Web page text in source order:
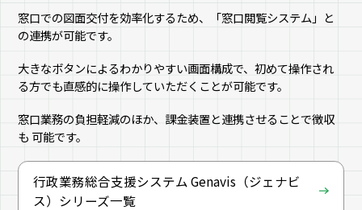
窓口での図面交付を効率化するため、「窓口閲覧システム」と
の連携が可能です。
大きなボタンによるわかりやすい画面構成で、初めて操作され
る方でも直感的に操作していただくことが可能です。
窓口業務の負担軽減のほか、課金装置と連携させることで徴収
も 可能です。
行政業務総合支援システム Genavis（ジェナビ
ス）シリーズ一覧